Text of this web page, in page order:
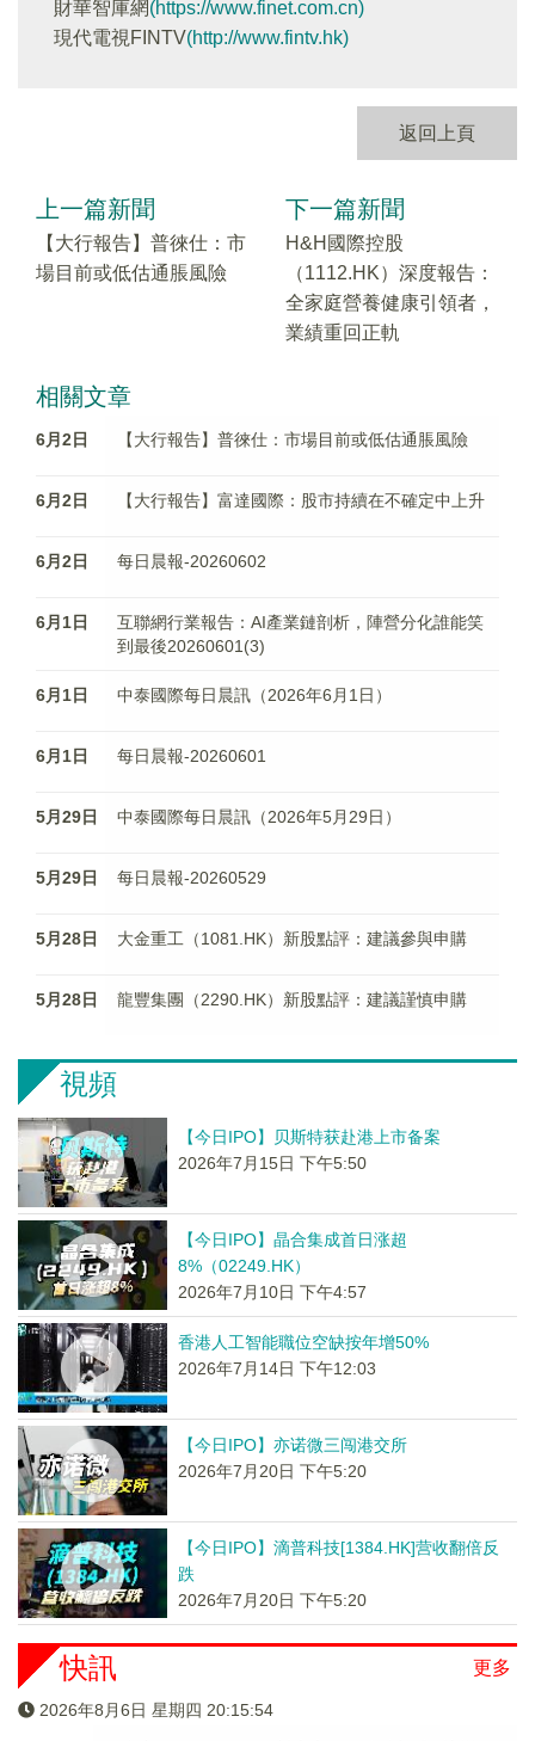
財華智庫網(https://www.finet.com.cn)
現代電視FINTV(http://www.fintv.hk)
返回上頁
上一篇新聞
【大行報告】普徠仕：市
場目前或低估通脹風險
下一篇新聞
H&H國際控股
（1112.HK）深度報告：
全家庭營養健康引領者，
業績重回正軌
相關文章
6月2日 【大行報告】普徠仕：市場目前或低估通脹風險
6月2日 【大行報告】富達國際：股市持續在不確定中上升
6月2日 每日晨報-20260602
6月1日
互聯網行業報告：AI產業鏈剖析，陣營分化誰能笑
到最後20260601(3)
6月1日 中泰國際每日晨訊（2026年6月1日）
6月1日 每日晨報-20260601
5月29日 中泰國際每日晨訊（2026年5月29日）
5月29日 每日晨報-20260529
5月28日 大金重工（1081.HK）新股點評：建議參與申購
5月28日 龍豐集團（2290.HK）新股點評：建議謹慎申購
視頻
【今日IPO】贝斯特获赴港上市备案
2026年7月15日 下午5:50
【今日IPO】晶合集成首日涨超
8%（02249.HK）
2026年7月10日 下午4:57
香港人工智能職位空缺按年增50%
2026年7月14日 下午12:03
【今日IPO】亦诺微三闯港交所
2026年7月20日 下午5:20
【今日IPO】滴普科技[1384.HK]营收翻倍反
跌
2026年7月20日 下午5:20
更多
快訊
2026年8月6日 星期四 20:15:54